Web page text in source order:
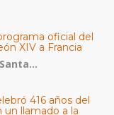
oficial del
XIV a Francia
416 años del
un llamado a la